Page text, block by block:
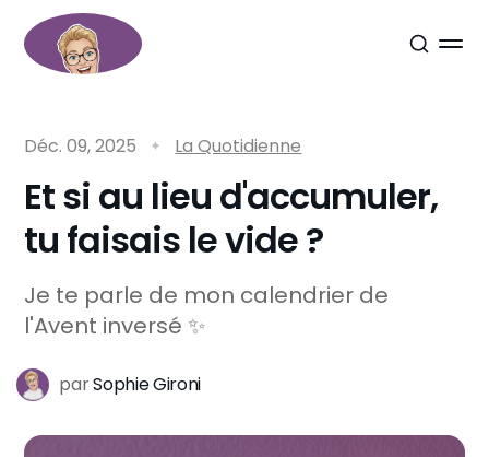
Déc. 09, 2025 La Quotidienne
Et si au lieu d'accumuler,
tu faisais le vide ?
Je te parle de mon calendrier de
l'Avent inversé ✨
parSophie Gironi